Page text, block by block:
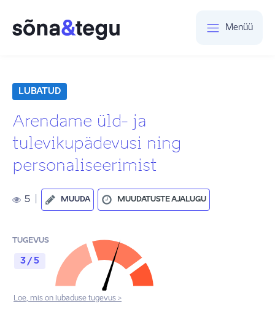
Menüü
LUBATUD
Arendame üld- ja
tulevikupädevusi ning
personaliseerimist
5 MUUDA MUUDATUSTE AJALUGU
TUGEVUS
3 / 5
Loe, mis on lubaduse tugevus >